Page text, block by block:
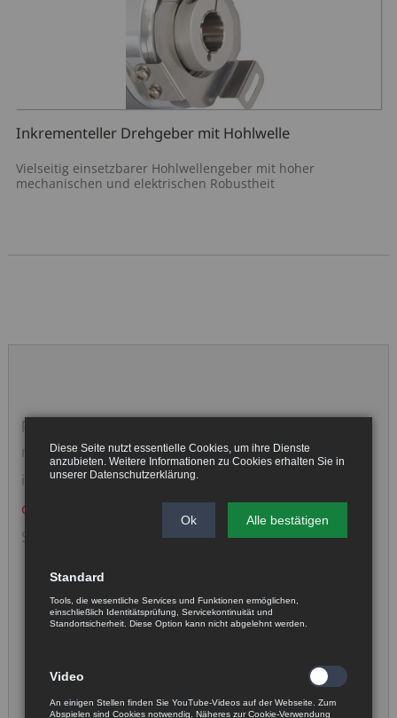
Inkrementeller Drehgeber mit Hohlwelle
Vielseitig einsetzbarer Hohlwellengeber mit hoher
mechanischen und elektrischen Robustheit
Navigation
potentiometrisch
magnetisch
induktiv
optisch
Seilzugsensoren
Diese Seite nutzt essentielle Cookies, um ihre Dienste
anzubieten. Weitere Informationen zu Cookies erhalten Sie in
unserer Datenschutzerklärung.
Ok Alle bestätigen
Standard
Tools, die wesentliche Services und Funktionen ermöglichen,
einschließlich Identitätsprüfung, Servicekontinuität und
Standortsicherheit. Diese Option kann nicht abgelehnt werden.
Video
An einigen Stellen finden Sie YouTube-Videos auf der Webseite. Zum
Abspielen sind Cookies notwendig. Näheres zur Cookie-Verwendung
Funkfernbedienung